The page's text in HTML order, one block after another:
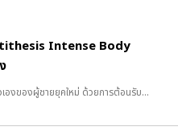
Intense Body
งของผู้ชายยุคใหม่ ด้วยการต้อนรับ...